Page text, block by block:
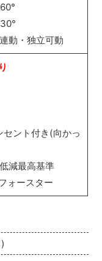
動・独立可動
セント付き(向かっ
減最高基準
ースター